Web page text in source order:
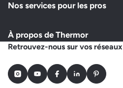
Nos services pour les pros
À propos de Thermor
Retrouvez-nous sur vos réseaux
InstagramYoutubeFacebookLinkedInPinterest